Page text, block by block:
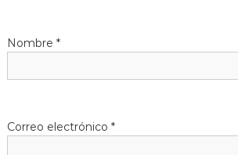
Nombre *
Correo electrónico *